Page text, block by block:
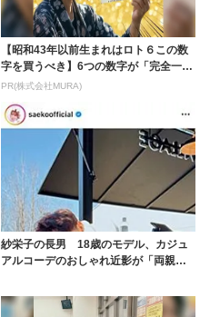
【昭和43年以前生まれはロト６この数
字を買うべき】6つの数字が「完全一
致」する方...
PR(株式会社MURA)
紗栄子の長男 18歳のモデル、カジュ
アルコーデのおしゃれ近影が「両親の